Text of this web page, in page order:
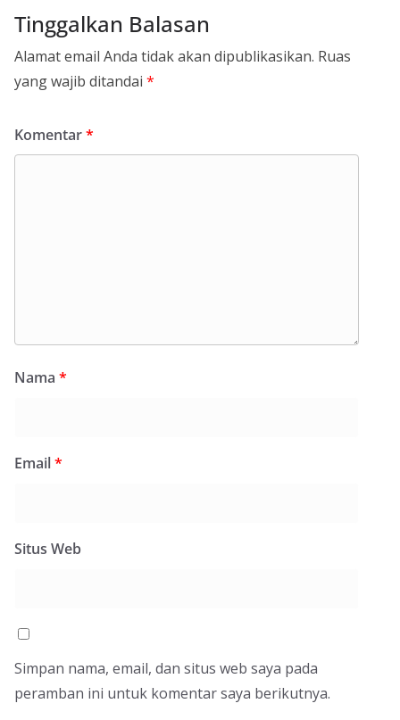
Tinggalkan Balasan
Alamat email Anda tidak akan dipublikasikan. Ruas
yang wajib ditandai *
Komentar*
Nama *
Email*
Situs Web
Simpan nama, email, dan situs web saya pada
peramban ini untuk komentar saya berikutnya.